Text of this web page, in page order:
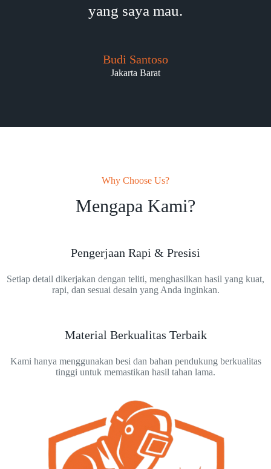
yang saya mau.
Budi Santoso
Jakarta Barat
Why Choose Us?
Mengapa Kami?
Pengerjaan Rapi & Presisi
Setiap detail dikerjakan dengan teliti, menghasilkan hasil yang kuat,
rapi, dan sesuai desain yang Anda inginkan.
Material Berkualitas Terbaik
Kami hanya menggunakan besi dan bahan pendukung berkualitas
tinggi untuk memastikan hasil tahan lama.